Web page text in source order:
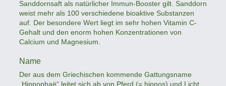
Sanddornsaft als natürlicher Immun-Booster gilt. Sanddorn
weist mehr als 100 verschiedene bioaktive Substanzen
auf. Der besondere Wert liegt im sehr hohen Vitamin C-
Gehalt und den enorm hohen Konzentrationen von
Calcium und Magnesium.
Name
Der aus dem Griechischen kommende Gattungsname
„Hippophaë“ leitet sich ab von Pferd (= hippos) und Licht